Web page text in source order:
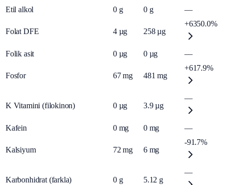
Etil alkol
0 g 0 g —
Folat DFE 4 µg 258 µg
+6350.0%
Folik asit 0 µg 0 µg —
Fosfor 67 mg 481 mg
+617.9%
K Vitamini (filokinon) 0 µg 3.9 µg
—
Kafein 0 mg 0 mg —
Kalsiyum 72 mg 6 mg
-91.7%
Karbonhidrat (farkla) 0 g 5.12 g
—